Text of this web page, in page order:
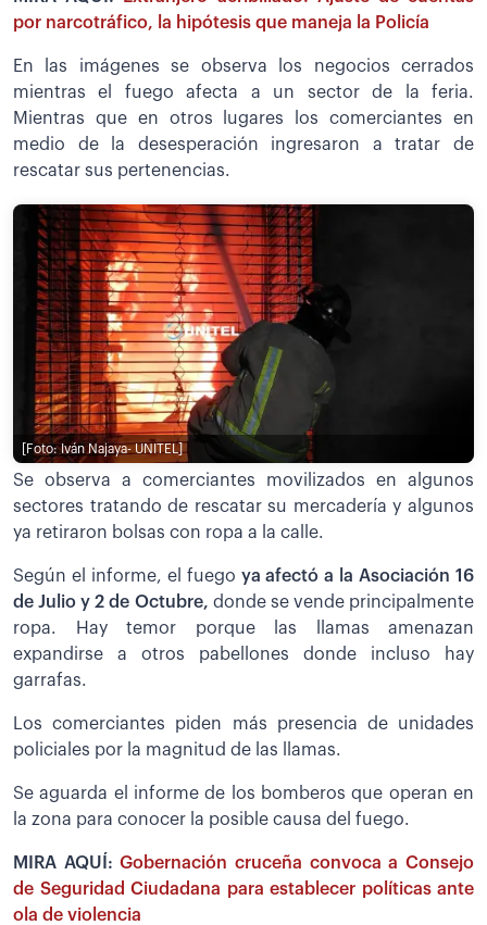
por narcotráfico, la hipótesis que maneja la Policía
En las imágenes se observa los negocios cerrados
mientras el fuego afecta a un sector de la feria.
Mientras que en otros lugares los comerciantes en
medio de la desesperación ingresaron a tratar de
rescatar sus pertenencias.
[Foto: Iván Najaya- UNITEL]
Se observa a comerciantes movilizados en algunos
sectores tratando de rescatar su mercadería y algunos
ya retiraron bolsas con ropa a la calle.
Según el informe, el fuego ya afectó a la Asociación 16
de Julio y 2 de Octubre, donde se vende principalmente
ropa. Hay temor porque las llamas amenazan
expandirse a otros pabellones donde incluso hay
garrafas.
Los comerciantes piden más presencia de unidades
policiales por la magnitud de las llamas.
Se aguarda el informe de los bomberos que operan en
la zona para conocer la posible causa del fuego.
MIRA AQUÍ:Gobernación cruceña convoca a Consejo
de Seguridad Ciudadana para establecer políticas ante
ola de violencia